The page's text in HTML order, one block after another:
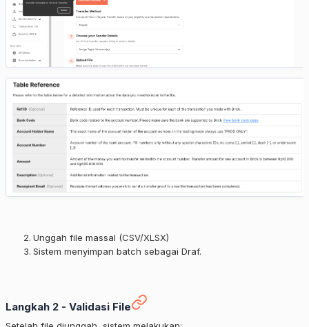
Unggah file massal (CSV/XLSX)
Sistem menyimpan batch sebagai Draf.
Langkah 2 - Validasi File